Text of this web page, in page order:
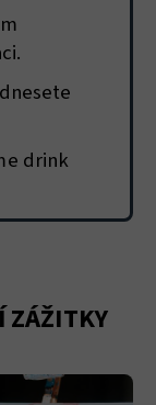
drink
ZÁŽITKY